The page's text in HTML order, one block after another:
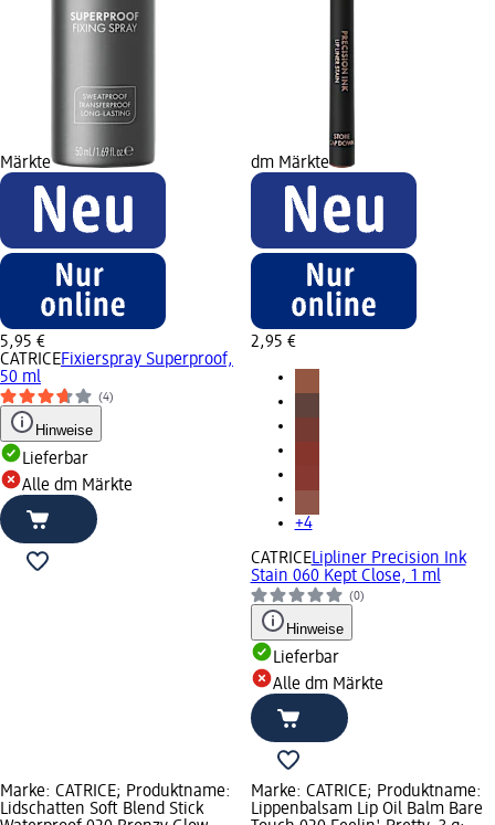
Märkte
5,95 €
CATRICEFixierspray Superproof,
50 ml
(4)
Hinweise
Lieferbar
Alle dm Märkte
dm Märkte
2,95 €
+4
CATRICELipliner Precision Ink
Stain 060 Kept Close, 1 ml
(0)
Hinweise
Lieferbar
Alle dm Märkte
Marke: CATRICE; Produktname:
Lidschatten Soft Blend Stick
Marke: CATRICE; Produktname:
Lippenbalsam Lip Oil Balm Bare